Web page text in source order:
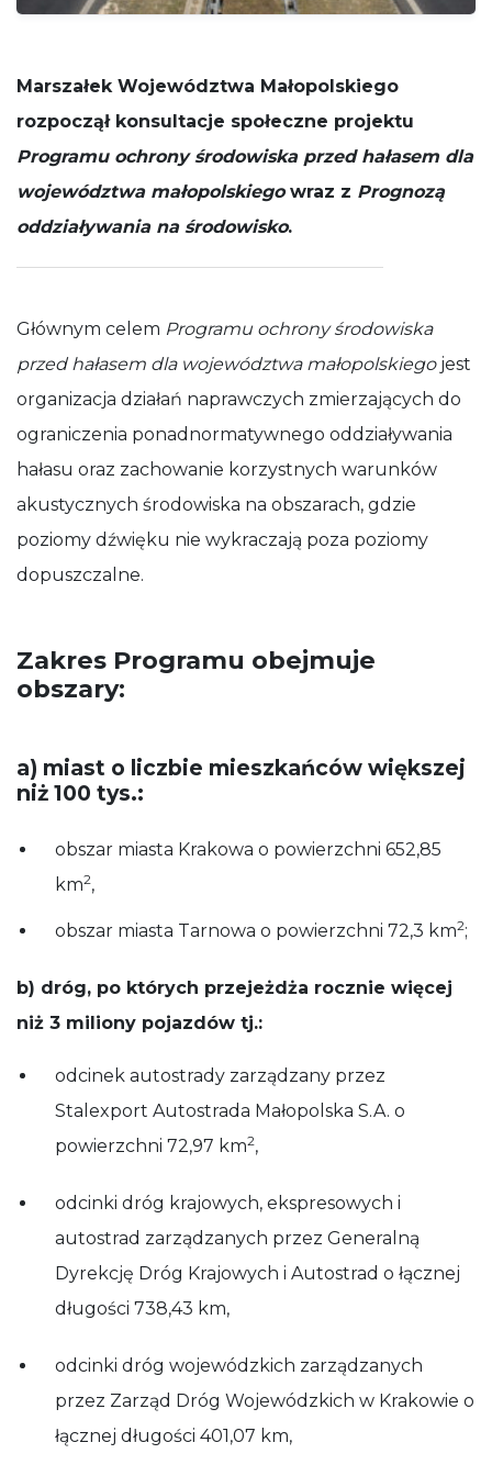
Marszałek Województwa Małopolskiego
rozpoczął konsultacje społeczne projektu
Programu ochrony środowiska przed hałasem dla
województwa małopolskiegowraz z Prognozą
oddziaływania na środowisko.
Głównym celem Programu ochrony środowiska
przed hałasem dla województwa małopolskiegojest
organizacja działań naprawczych zmierzających do
ograniczenia ponadnormatywnego oddziaływania
hałasu oraz zachowanie korzystnych warunków
akustycznych środowiska na obszarach, gdzie
poziomy dźwięku nie wykraczają poza poziomy
dopuszczalne.
Zakres Programu obejmuje
obszary:
a) miast o liczbie mieszkańców większej
niż 100 tys.:
obszar miasta Krakowa o powierzchni 652,85
km2,
obszar miasta Tarnowa o powierzchni 72,3 km2;
b) dróg, po których przejeżdża rocznie więcej
niż 3 miliony pojazdów tj.:
odcinek autostrady zarządzany przez
Stalexport Autostrada Małopolska S.A. o
powierzchni 72,97 km2,
odcinki dróg krajowych, ekspresowych i
autostrad zarządzanych przez Generalną
Dyrekcję Dróg Krajowych i Autostrad o łącznej
długości 738,43 km,
odcinki dróg wojewódzkich zarządzanych
przez Zarząd Dróg Wojewódzkich w Krakowie o
łącznej długości 401,07 km,
działała jak
Twojej wizyty.
Jeśli odrzucisz
te pliki cookie,
funkcje znikną
internetowej.